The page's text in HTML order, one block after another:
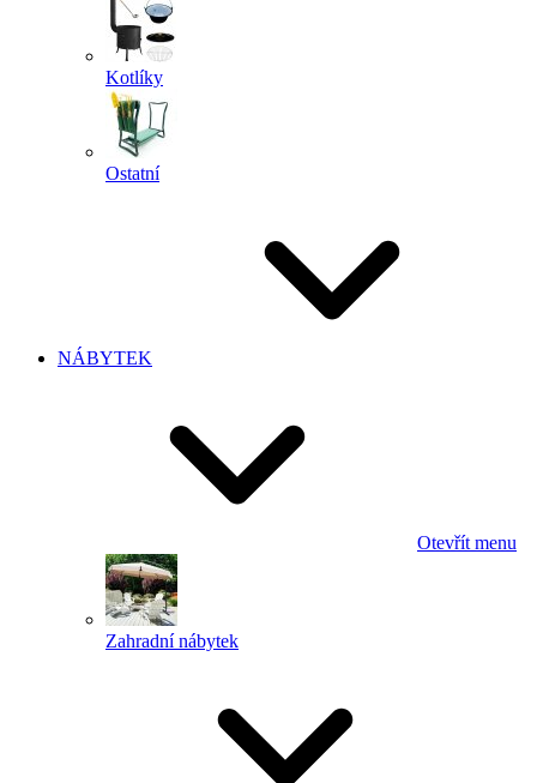
Kotlíky
Ostatní
NÁBYTEK
Otevřít menu
Zahradní nábytek